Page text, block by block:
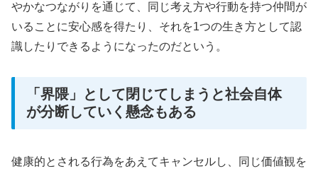
やかなつながりを通じて、同じ考え方や行動を持つ仲間が
いることに安心感を得たり、それを1つの生き方として認
識したりできるようになったのだという。
「界隈」として閉じてしまうと社会自体
が分断していく懸念もある
健康的とされる行為をあえてキャンセルし、同じ価値観を